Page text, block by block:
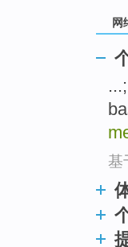
网
...;
基